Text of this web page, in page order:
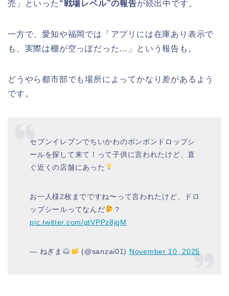
売」といった “戦場レベル”の報告が続出中です。
一方で、愛知や福岡では「アプリには在庫あり表示で
も、実際は棚が空っぽだった…」という報告も。
どうやら都市部でも場所によってかなり差があるよう
です。
セブンイレブンでちいかわのボンボンドロップシ
ールを探して来て！って子供に言われたけど、直
ぐ近くの店舗にあった
お一人様2枚までですね〜って言われたけど、ドロ
ップシールってなんだ
？
pic.twitter.com/qtVPPz8jgM
— ねぎま (@sanzai01) November 10, 2025